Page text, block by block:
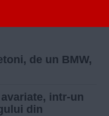
de un BMW,
intr-un
din